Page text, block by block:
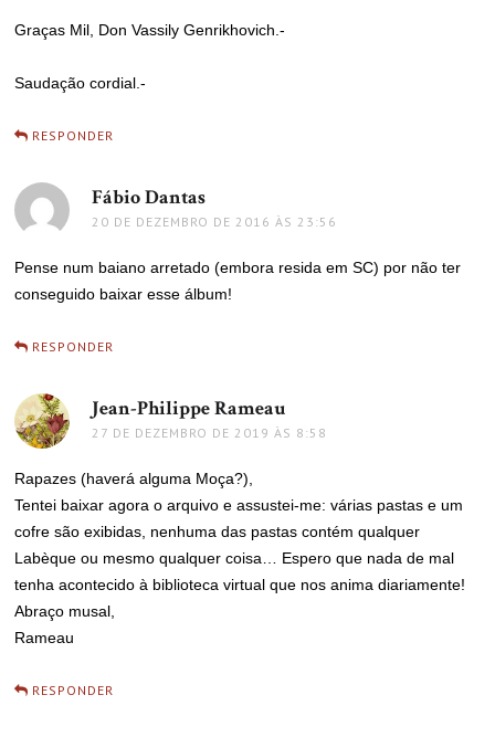
Graças Mil, Don Vassily Genrikhovich.-
Saudação cordial.-
RESPONDER
Fábio Dantas
20 DE DEZEMBRO DE 2016 ÀS 23:56
Pense num baiano arretado (embora resida em SC) por não ter
conseguido baixar esse álbum!
RESPONDER
Jean-Philippe Rameau
27 DE DEZEMBRO DE 2019 ÀS 8:58
Rapazes (haverá alguma Moça?),
Tentei baixar agora o arquivo e assustei-me: várias pastas e um
cofre são exibidas, nenhuma das pastas contém qualquer
Labèque ou mesmo qualquer coisa… Espero que nada de mal
tenha acontecido à biblioteca virtual que nos anima diariamente!
Abraço musal,
Rameau
RESPONDER